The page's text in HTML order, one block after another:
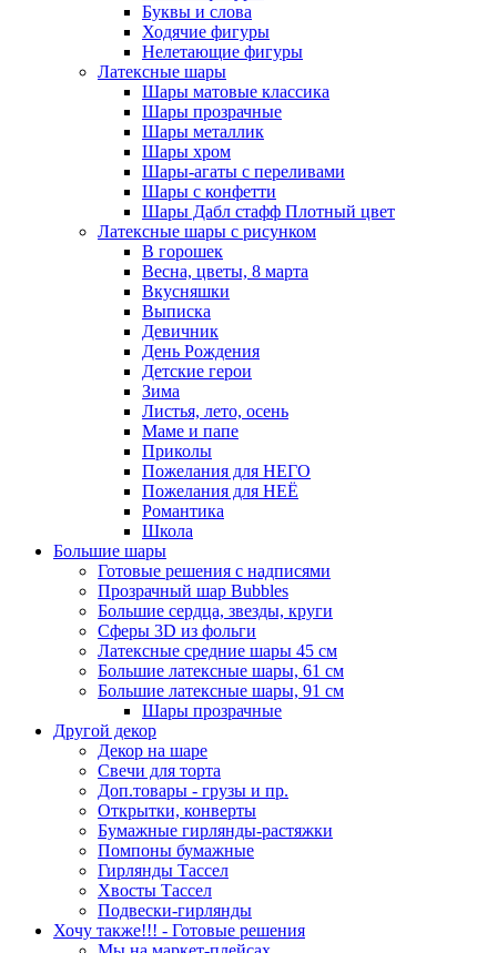
Буквы и слова
Ходячие фигуры
Нелетающие фигуры
Латексные шары
Шары матовые классика
Шары прозрачные
Шары металлик
Шары хром
Шары-агаты с переливами
Шары с конфетти
Шары Дабл стафф Плотный цвет
Латексные шары с рисунком
В горошек
Весна, цветы, 8 марта
Вкусняшки
Выписка
Девичник
День Рождения
Детские герои
Зима
Листья, лето, осень
Маме и папе
Приколы
Пожелания для НЕГО
Пожелания для НЕЁ
Романтика
Школа
Большие шары
Готовые решения с надписями
Прозрачный шар Bubbles
Большие сердца, звезды, круги
Сферы 3D из фольги
Латексные средние шары 45 см
Большие латексные шары, 61 см
Большие латексные шары, 91 см
Шары прозрачные
Другой декор
Декор на шаре
Свечи для торта
Доп.товары - грузы и пр.
Открытки, конверты
Бумажные гирлянды-растяжки
Помпоны бумажные
Гирлянды Тассел
Хвосты Тассел
Подвески-гирлянды
Хочу также!!! - Готовые решения